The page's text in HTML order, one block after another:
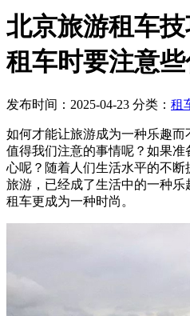
北京旅游租车
租车时要注意些
发布时间：2025-04-23 分类： 租
如何才能让旅游成为一种乐趣
值得我们注意的事情呢？如果
心呢？随着人们生活水平的不
旅游，已经成了生活中的一种
租车更成为一种时尚。